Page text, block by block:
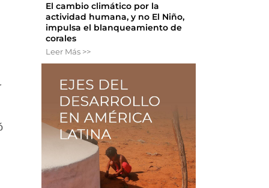
El cambio climático por la
actividad humana, y no El Niño,
impulsa el blanqueamiento de
corales
Leer Más >>